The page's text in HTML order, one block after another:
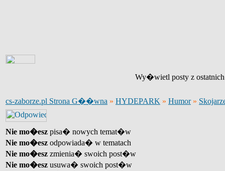
Wy�wietl posty z
cs-zaborze.pl Strona G��wna » HYDEPARK » Humor»
Nie mo�esz pisa� nowych temat�w
Nie mo�esz odpowiada� w tematach
Nie mo�esz zmienia� swoich post�w
Nie mo�esz usuwa� swoich post�w